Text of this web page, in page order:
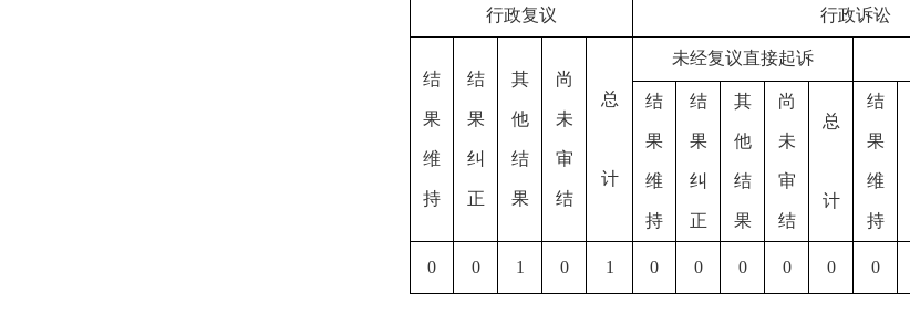
行政复议 行政诉讼
结
果
维
持
结
果
纠
正
其
他
结
果
尚
未
审
结
总
计
未经复议直接起诉
结
果
维
持
结
果
纠
正
其
他
结
果
尚
未
审
结
总
计
结
果
维
持
0 0 1 0 1 0 0 0 0 0 0